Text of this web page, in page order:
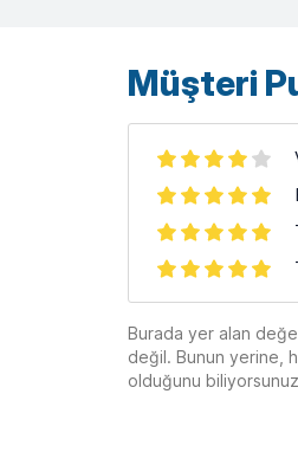
Müşteri
Burada yer alan
değil. Bunun yerine,
olduğunu